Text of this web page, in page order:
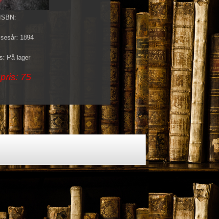
1894
På lager
75